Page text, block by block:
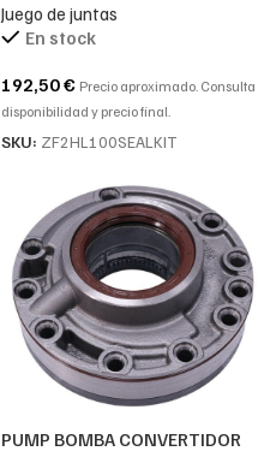
Juego de juntas
En stock
192,50€ Precio aproximado. Consulta
disponibilidad y precio final.
SKU: ZF2HL100SEALKIT
PUMP BOMBA CONVERTIDOR